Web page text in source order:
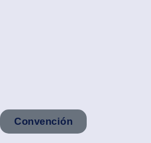
Convención